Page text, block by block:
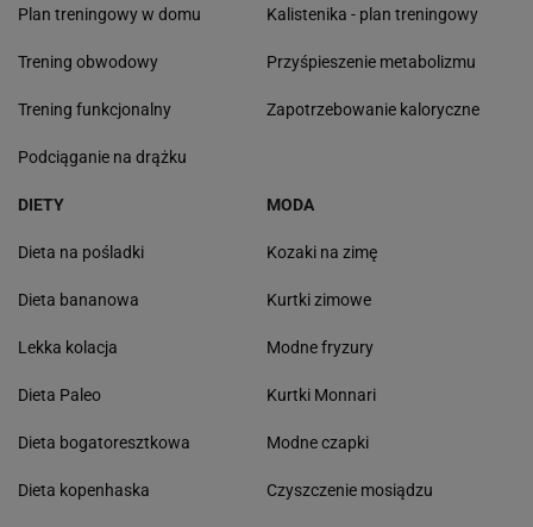
Plan treningowy w domu
Trening obwodowy
Trening funkcjonalny
Podciąganie na drążku
Kalistenika - plan treningowy
Przyśpieszenie metabolizmu
Zapotrzebowanie kaloryczne
DIETY
Dieta na pośladki
Dieta bananowa
Lekka kolacja
Dieta Paleo
Dieta bogatoresztkowa
Dieta kopenhaska
MODA
Kozaki na zimę
Kurtki zimowe
Modne fryzury
Kurtki Monnari
Modne czapki
Czyszczenie mosiądzu